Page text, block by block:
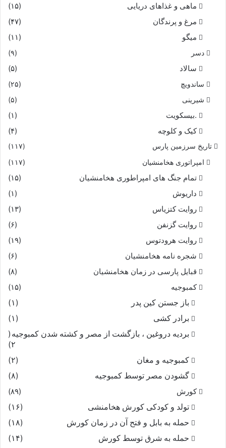
ماهی و غذاهای دریایی
(۱۵)
مرغ و پرندگان
(۴۷)
میگو
(۱۱)
دسر (۹)
سالاد (۵)
ساندویچ
(۲۵)
شیرینی
(۵)
.بیسکویت
(۱)
کیک و کلوچه
(۴)
تاریخ سرزمین پارس (۱۱۷)
امپراتوری هخامنشیان (۱۱۷)
تمام جنگ های امپراطوری هخامنشیان
(۱۵)
داریوش
(۱)
روایت کتزیاس
(۱۳)
روایت گزنفن
(۶)
روایت هرودتوس
(۱۹)
شجره نامه هخامنشیان
(۶)
قبایل پارسی در زمان هخامنشیان
(۸)
کمبوجیه
(۱۵)
باز جستن کین پدر
(۱)
برادر کشی
(۱)
بردیه دروغین ، بازگشت از مصر و کشته شدن کمبوجیه (
۲)
کمبوجیه و مغان
(۲)
گشودن مصر توسط کمبوجیه
(۸)
کورش
(۸۹)
تولد و کودکی کورش هخامنشی
(۱۶)
حمله به بابل و فتح آن در زمان کورش
(۱۸)
حمله به شرق توسط کورش
(۱۴)